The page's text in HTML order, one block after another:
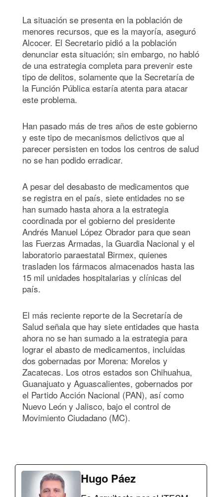
La situación se presenta en la población de
menores recursos, que es la mayoría, aseguró
Alcocer. El Secretario pidió a la población
denunciar esta situación; sin embargo, no habló
de una estrategia completa para prevenir este
tipo de delitos, solamente que la Secretaría de
la Función Pública estaría atenta para atacar
este problema.
Han pasado más de tres años de este gobierno
y este tipo de mecanismos delictivos que al
parecer persisten en todos los centros de salud
no se han podido erradicar.
A pesar del desabasto de medicamentos que
se registra en el país, siete entidades no se
han sumado hasta ahora a la estrategia
coordinada por el gobierno del presidente
Andrés Manuel López Obrador para que sean
las Fuerzas Armadas, la Guardia Nacional y el
laboratorio paraestatal Birmex, quienes
trasladen los fármacos almacenados hasta las
15 mil unidades hospitalarias y clínicas del
país.
El más reciente reporte de la Secretaría de
Salud señala que hay siete entidades que hasta
ahora no se han sumado a la estrategia para
lograr el abasto de medicamentos, incluidas
dos gobernadas por Morena: Morelos y
Zacatecas. Los otros estados son Chihuahua,
Guanajuato y Aguascalientes, gobernados por
el Partido Acción Nacional (PAN), así como
Nuevo León y Jalisco, bajo el control de
Movimiento Ciudadano (MC).
Hugo Páez